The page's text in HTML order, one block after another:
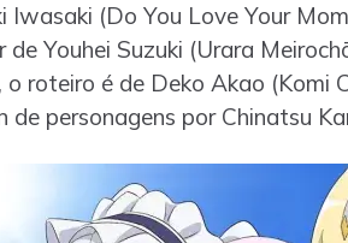
Iwasaki (Do You Love Your
de Youhei Suzuki (Urara
o roteiro é de Deko Akao
de personagens por Chinatsu